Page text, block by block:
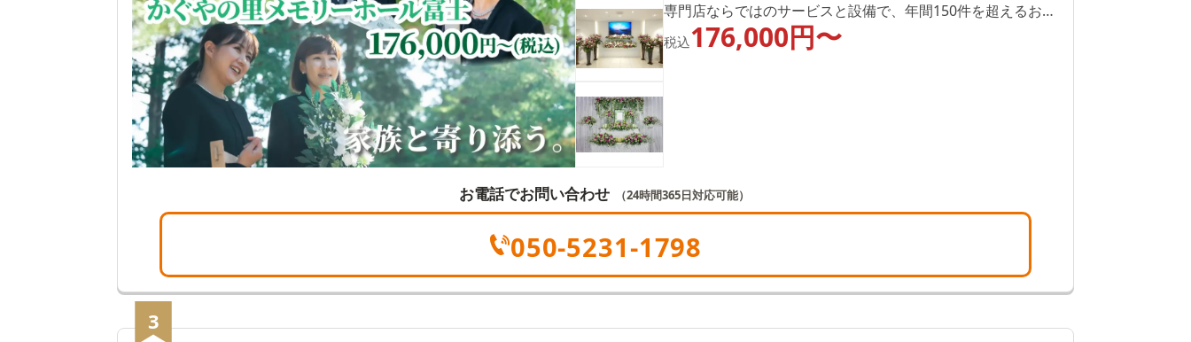
専門店ならではのサービスと設備で、年間150件を超えるお葬
式をお手伝いしております。 家族葬をお考えであれば、専門
店のクオリティと価格でご検討ください。（ご相談無料）
税込176,000円〜
お電話でお問い合わせ （24時間365日対応可能）
050-5231-1798
3